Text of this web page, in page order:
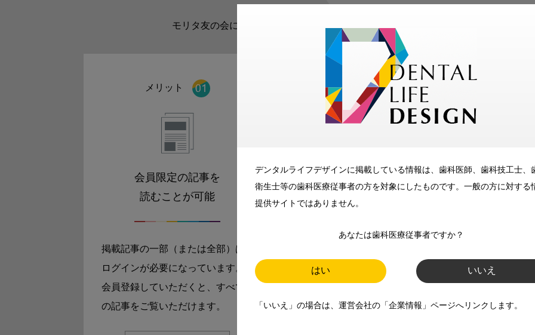
デンタルライフデザインに掲載している情報は、歯科医師、歯科技工士、
衛生士等の歯科医療従事者の方を対象にしたものです。一般の方に対する
提供サイトではありません。
あなたは歯科医療従事者ですか？
はい いいえ
「いいえ」の場合は、運営会社の「企業情報」ページへリンクします。
モリタ友の会に登録いただくと、デンタルライフデザインをもっと便利にご利用い
メリット
会員限定の記事を
読むことが可能
掲載記事の一部（または全部）は
ログインが必要になっています。
会員登録していただくと、すべて
の記事をご覧いただけます。
メリット
メールマガジンでお届け
師、歯科衛生士、歯科技工士）に
お届けします。